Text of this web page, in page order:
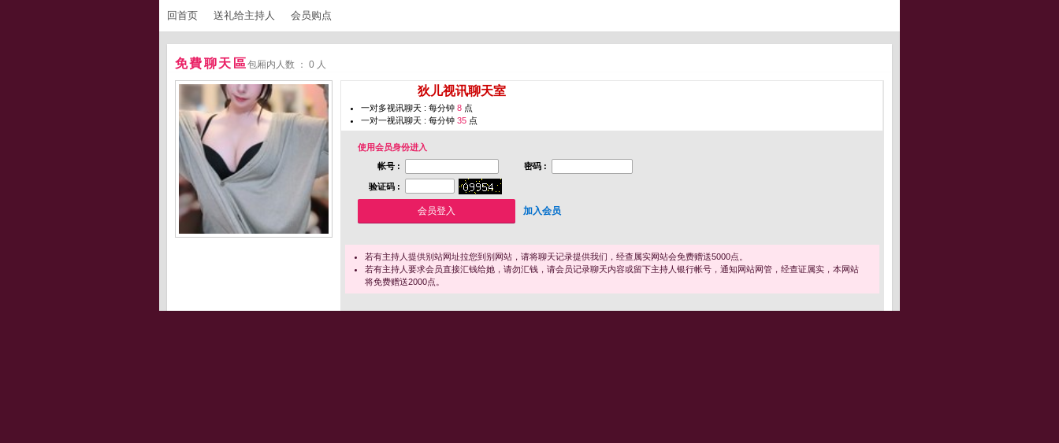
回首页 送礼给主持人 会员购点
免費聊天區包厢内人数 ： 0 人
狄儿视讯聊天室
一对多视讯聊天 : 每分钟 8 点
一对一视讯聊天 : 每分钟 35 点
使用会员身份进入
帐号 :
密码 :
验证码 :
加入会员
若有主持人提供别站网址拉您到别网站，请将聊天记录提供我们，经查属实网站会免费赠送5000点。
若有主持人要求会员直接汇钱给她，请勿汇钱，请会员记录聊天内容或留下主持人银行帐号，通知网站网管，经查证属实，本网站
将免费赠送2000点。